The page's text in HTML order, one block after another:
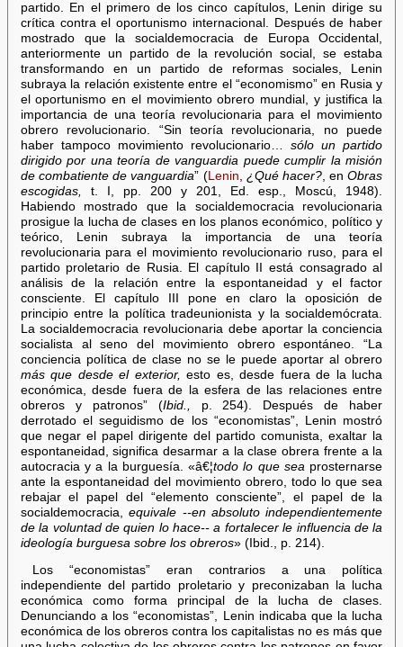
partido. En el primero de los cinco capítulos, Lenin dirige su
crítica contra el oportunismo internacional. Después de haber
mostrado que la socialdemocracia de Europa Occidental,
anteriormente un partido de la revolución social, se estaba
transformando en un partido de reformas sociales, Lenin
subraya la relación existente entre el “economismo” en Rusia y
el oportunismo en el movimiento obrero mundial, y justifica la
importancia de una teoría revolucionaria para el movimiento
obrero revolucionario. “Sin teoría revolucionaria, no puede
haber tampoco movimiento revolucionario…sólo un partido
dirigido por una teoría de vanguardia puede cumplir la misión
de combatiente de vanguardia” (Lenin ¿Qué hacer?, enObras
escogidas,
t. I, pp. 200 y 201, Ed. esp., Moscú, 1948).
Habiendo mostrado que la socialdemocracia revolucionaria
prosigue la lucha de clases en los planos económico, político y
teórico, Lenin subraya la importancia de una teoría
revolucionaria para el movimiento revolucionario ruso, para el
partido proletario de Rusia. El capítulo II está consagrado al
análisis de la relación entre la espontaneidad y el factor
consciente. El capítulo III pone en claro la oposición de
principio entre la política tradeunionista y la socialdemócrata.
La socialdemocracia revolucionaria debe aportar la conciencia
socialista al seno del movimiento obrero espontáneo. “La
conciencia política de clase no se le puede aportar al obrero
más que desde el exterior, esto es, desde fuera de la lucha
económica, desde fuera de la esfera de las relaciones entre
obreros y patronos” (Ibid.,
p. 254). Después de haber
derrotado el seguidismo de los “economistas”, Lenin mostró
que negar el papel dirigente del partido comunista, exaltar la
espontaneidad, significa desarmar a la clase obrera frente a la
autocracia y a la burguesía. «â€¦todo lo que sea prosternarse
ante la espontaneidad del movimiento obrero, todo lo que sea
rebajar el papel del “elemento consciente”, el papel de la
socialdemocracia,equivale --en absoluto independientemente
de la voluntad de quien lo hace-- a fortalecer le influencia de la
ideología burguesa sobre los obreros» (Ibid., p. 214).
Los “economistas” eran contrarios a una política
independiente del partido proletario y preconizaban la lucha
económica como forma principal de la lucha de clases.
Denunciando a los “economistas”, Lenin indicaba que la lucha
económica de los obreros contra los capitalistas no es más que